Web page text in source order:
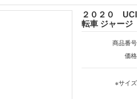
２０２０
転車 ジャー
商品番
価
※サイ